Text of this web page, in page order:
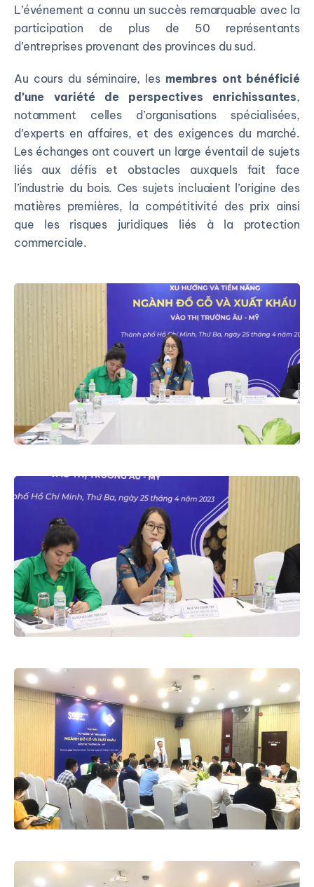
L’événement a connu un succès remarquable avec la
participation de plus de 50 représentants
d’entreprises provenant des provinces du sud.
Au cours du séminaire, les membres ont bénéficié
d’une variété de perspectives enrichissantes,
notamment celles d’organisations spécialisées,
d’experts en affaires, et des exigences du marché.
Les échanges ont couvert un large éventail de sujets
liés aux défis et obstacles auxquels fait face
l’industrie du bois. Ces sujets incluaient l’origine des
matières premières, la compétitivité des prix ainsi
que les risques juridiques liés à la protection
commerciale.